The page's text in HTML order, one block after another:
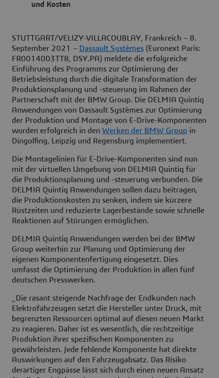
und Kosten
STUTTGART/VELIZY-VILLACOUBLAY, Frankreich – 8.
September 2021 – Dassault Systèmes (Euronext Paris:
FR0014003TT8, DSY.PA) meldete die erfolgreiche
Einführung des Programms zur Optimierung der
Betriebsleistung durch die digitale Transformation der
Produktionsplanung und -steuerung im Rahmen der
Partnerschaft mit der BMW Group. Die DELMIA Quintiq
Anwendungen von Dassault Systèmes zur Optimierung
der Produktion und Montage von E-Drive-Komponenten
wurden erfolgreich in den Werken der BMW Group in
Dingolfing, Leipzig und Regensburg implementiert.
Die Montagelinien für E-Drive-Komponenten sind nun
mit der virtuellen Umgebung von DELMIA Quintiq für
die Produktionsplanung und -steuerung verbunden. Die
DELMIA Quintiq Anwendungen sollen dazu beitragen,
die Produktionskosten zu senken, indem sie kürzere
Rüstzeiten und reduzierte Lagerbestände sowie schnelle
Reaktionen auf Störungen ermöglichen.
DELMIA Quintiq Anwendungen werden bei der BMW
Group weiterhin zur Planung und Optimierung der
eigenen Komponentenfertigung eingesetzt. Dies
umfasst die Optimierung der Produktion in allen fünf
deutschen Presswerken.
„Die rasant steigende Nachfrage der Endkunden nach
Elektrofahrzeugen setzt die Hersteller unter Druck, mit
begrenzten Ressourcen optimal auf diesen neuen Markt
zu reagieren. Daher ist es wesentlich, die rechtzeitige
Produktion ihrer spezifischen Komponenten zu
gewährleisten. Jede fehlende Komponente hat direkte
Auswirkungen auf den Fahrzeugabsatz. Das Risiko
derartiger Engpässe lässt sich durch einen neuen Ansatz